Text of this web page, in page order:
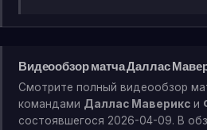
Видеообзор матча Даллас
Смотрите полный видеообзор
командами Даллас Маверикс и
состоявшегося 2026-04-09. В